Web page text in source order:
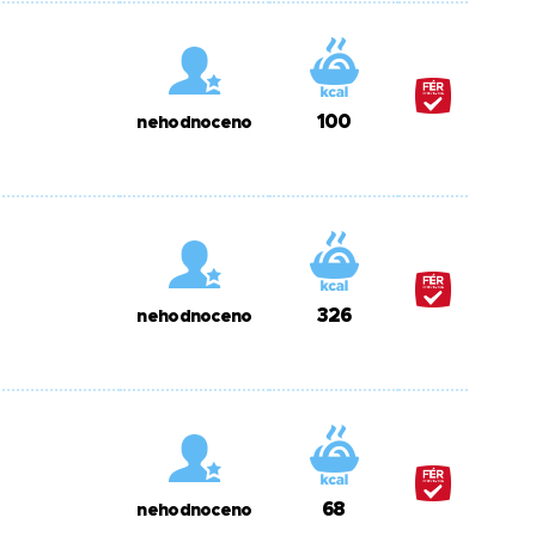
nehodnoceno 100
nehodnoceno 326
nehodnoceno 68